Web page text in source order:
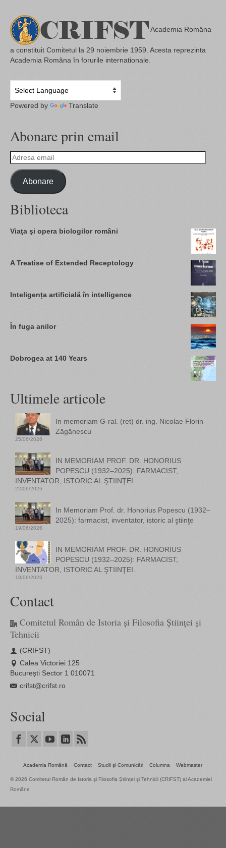
Academia Româna
a constituit Comitetul la 29 noiembrie 1959. Acesta reprezinta
Academia Româna în forurile internationale.
Powered by Translate
Abonare prin email
Adresa
email
Abonare
Biblioteca
Viaţa şi opera biologilor români
A Treatise of Extended Receptology
Inteligența artificială în intelligence
În fuga anilor
Dobrogea at 140 Years
Ultimele articole
In memoriam G-ral. (ret) dr. ing. Nicolae Florin
Zăgănescu
25/06/2026
IN MEMORIAM PROF. DR. HONORIUS
POPESCU (1932–2025): FARMACIST,
INVENTATOR, ISTORIC AL ŞTIINŢEI
22/06/2026
In Memoriam Prof. dr. Honorius Popescu (1932–
2025): farmacist, inventator, istoric al ştiinţe
19/06/2026
IN MEMORIAM PROF. DR. HONORIUS
POPESCU (1932–2025): FARMACIST,
INVENTATOR, ISTORIC AL ŞTIINŢEI.
18/06/2026
Contact
Comitetul Român de Istoria și Filosofia Științei și
Tehnicii
(CRIFST)
Calea Victoriei 125
București Sector 1 010071
crifst@crifst.ro
Social
Academia Română Contact Studii și Comunicări Columna Webmaster
© 2026 Comitetul Român de Istoria și Filosofia Științei și Tehnicii (CRIFST) al Academiei
Române